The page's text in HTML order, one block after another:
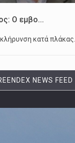
Ο εμβο...
κατά πλάκας…
NEWS FEED